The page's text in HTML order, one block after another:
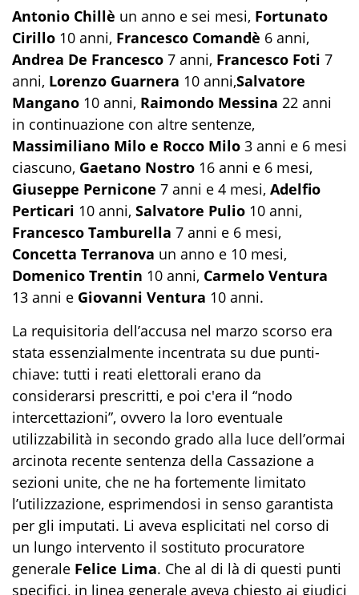
Antonio Chillè un anno e sei mesi, Fortunato
Cirillo 10 anni, Francesco Comandè 6 anni,
Andrea De Francesco 7 anni, Francesco Foti 7
anni, Lorenzo Guarnera 10 anni,Salvatore
Mangano 10 anni, Raimondo Messina 22 anni
in continuazione con altre sentenze,
Massimiliano Milo e Rocco Milo 3 anni e 6 mesi
ciascuno, Gaetano Nostro 16 anni e 6 mesi,
Giuseppe Pernicone 7 anni e 4 mesi, Adelfio
Perticari 10 anni, Salvatore Pulio 10 anni,
Francesco Tamburella 7 anni e 6 mesi,
Concetta Terranova un anno e 10 mesi,
Domenico Trentin 10 anni, Carmelo Ventura
13 anni e Giovanni Ventura 10 anni.
La requisitoria dell’accusa nel marzo scorso era
stata essenzialmente incentrata su due punti-
chiave: tutti i reati elettorali erano da
considerarsi prescritti, e poi c'era il “nodo
intercettazioni”, ovvero la loro eventuale
utilizzabilità in secondo grado alla luce dell’ormai
arcinota recente sentenza della Cassazione a
sezioni unite, che ne ha fortemente limitato
l’utilizzazione, esprimendosi in senso garantista
per gli imputati. Li aveva esplicitati nel corso di
un lungo intervento il sostituto procuratore
generale Felice Lima. Che al di là di questi punti
specifici, in linea generale aveva chiesto ai giudici